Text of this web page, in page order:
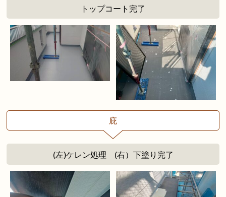
トップコート完了
庇
(左)ケレン処理 (右）下塗り完了